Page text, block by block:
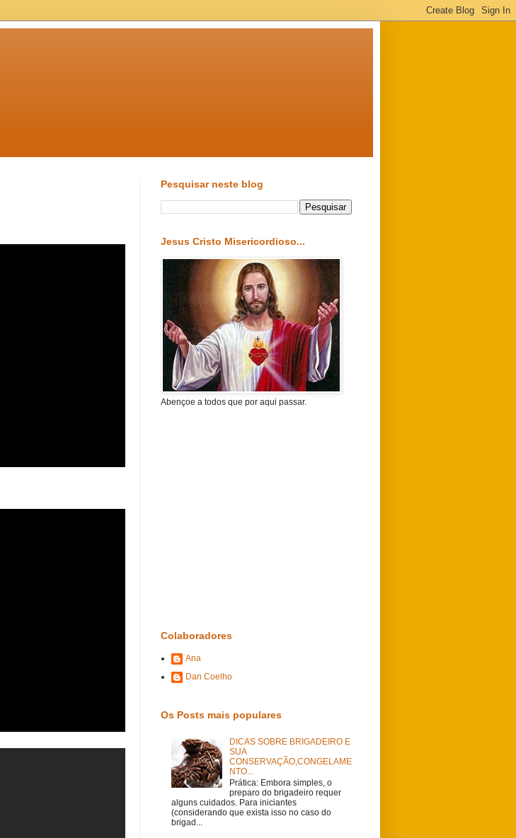
Pesquisar neste blog
Jesus Cristo Misericordioso...
Abençoe a todos que por aqui passar.
Colaboradores
Ana
Dan Coelho
Os Posts mais populares
DICAS SOBRE BRIGADEIRO E
SUA
CONSERVAÇÃO,CONGELAME
NTO...
Prática: Embora simples, o
preparo do brigadeiro requer
alguns cuidados. Para iniciantes
(considerando que exista isso no caso do
brigad...